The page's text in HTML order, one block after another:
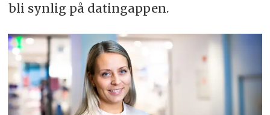
bli synlig på datingappen.